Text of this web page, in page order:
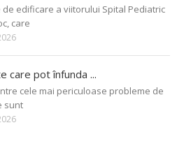
de edificare a viitorului Spital Pediatric
care
care pot înfunda ...
cele mai periculoase probleme de
sunt